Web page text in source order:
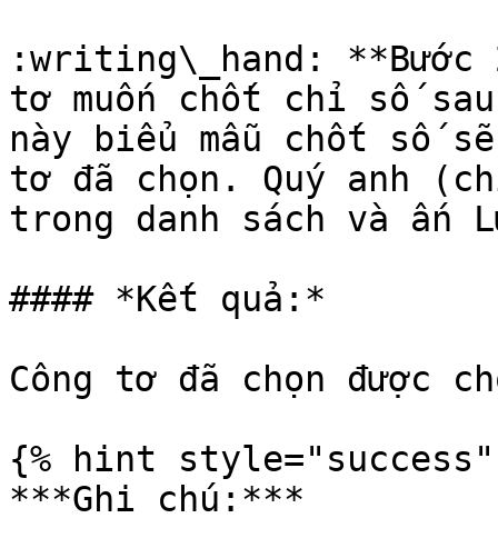
:writing\_hand: **Bước
tơ muốn chốt chỉ số
này biểu mẫu chốt số
tơ đã chọn. Quý anh
trong danh sách và ấn
#### *Kết quả:*
Công tơ đã chọn được
{% hint style="success"
***Ghi chú:***